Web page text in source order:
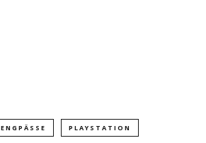
ENGPÄSSE PLAYSTATION